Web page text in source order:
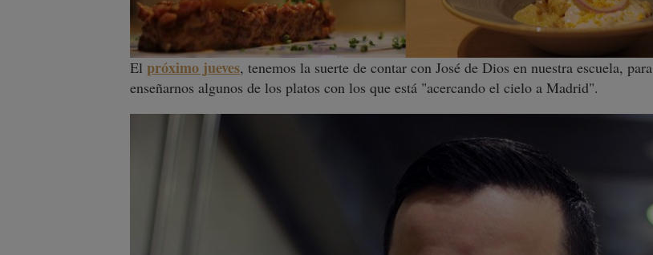
El próximo jueves, tenemos la suerte de contar con José de Dios en nuestra escuela, para
enseñarnos algunos de los platos con los que está "acercando el cielo a Madrid".